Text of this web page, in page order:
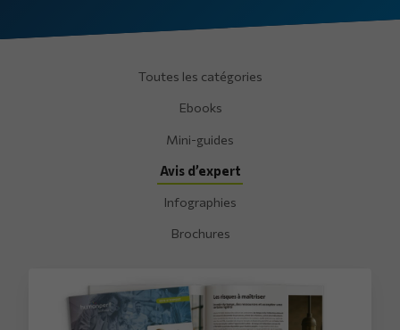
Toutes les catégories
Ebooks
Mini-guides
Avis d’expert
Infographies
Brochures